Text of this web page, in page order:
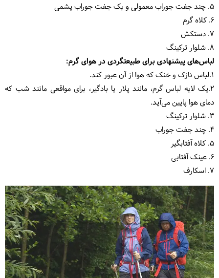
5. چند جفت جوراب معمولی و یک جفت جوراب پشمی
6. کلاه گرم
7. دستکش
8. شلوار ترکینگ
لباس‌های پیشنهادی برای طبیعتگردی در هوای گرم:
1.لباس نازک و خنک که هوا از آن عبور کند.
2.یک لایه لباس گرم، مانند پلار یا بادگیر، برای مواقعی مانند شب که
دمای هوا پایین می‌آید.
3. شلوار ترکینگ
4. چند جفت جوراب
5. کلاه آفتابگیر
6. عینک آفتابی
7. اسکارف